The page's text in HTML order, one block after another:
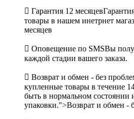
 Гарантия 12 месяцев
товары в нашем инетрнет
месяцев
 Оповещение по SMSВы
каждой стадии вашего заказа.
 Возврат и обмен - без
купленные товары в течение
быть в нормальном состоянии
упаковки.">Возврат и обмен -